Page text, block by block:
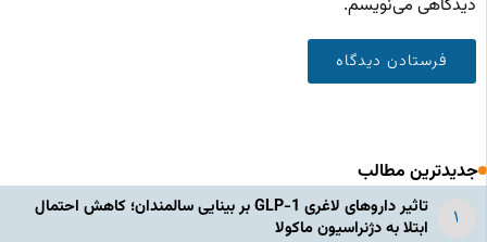
دیدگاهی می‌نویسم.
جدیدترین مطالب
تاثیر داروهای لاغری GLP-1 بر بینایی سالمندان؛ کاهش احتمال
ابتلا به دژنراسیون ماکولا